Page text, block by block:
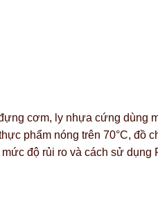
cơm, ly nhựa cứng dùng
phẩm nóng trên 70°C, đồ
độ rủi ro và cách sử dụng